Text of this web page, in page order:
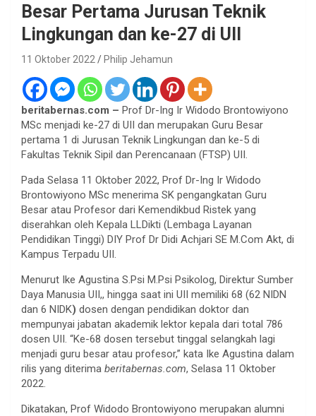
Besar Pertama Jurusan Teknik
Lingkungan dan ke-27 di UII
11 Oktober 2022 Philip Jehamun
beritabernas.com – Prof Dr-Ing Ir Widodo Brontowiyono
MSc menjadi ke-27 di UII dan merupakan Guru Besar
pertama 1 di Jurusan Teknik Lingkungan dan ke-5 di
Fakultas Teknik Sipil dan Perencanaan (FTSP) UII.
Pada Selasa 11 Oktober 2022, Prof Dr-Ing Ir Widodo
Brontowiyono MSc menerima SK pengangkatan Guru
Besar atau Profesor dari Kemendikbud Ristek yang
diserahkan oleh Kepala LLDikti (Lembaga Layanan
Pendidikan Tinggi) DIY Prof Dr Didi Achjari SE M.Com Akt, di
Kampus Terpadu UII.
Menurut Ike Agustina S.Psi M.Psi Psikolog, Direktur Sumber
Daya Manusia UII,, hingga saat ini UII memiliki 68 (62 NIDN
dan 6 NIDK) dosen dengan pendidikan doktor dan
mempunyai jabatan akademik lektor kepala dari total 786
dosen UII. “Ke-68 dosen tersebut tinggal selangkah lagi
menjadi guru besar atau profesor,” kata Ike Agustina dalam
rilis yang diterima beritabernas.com, Selasa 11 Oktober
2022.
Dikatakan, Prof Widodo Brontowiyono merupakan alumni